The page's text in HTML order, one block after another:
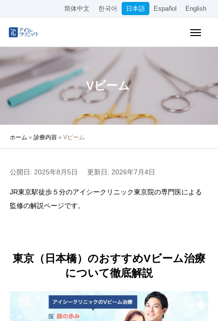
简体中文 한국어 日本語 Español English
Vビーム
ホーム » 診療内容 » Vビーム
公開日: 2025年8月5日 更新日: 2026年7月4日
JR東京駅徒歩５分のアイシークリニック東京院の専門医による
監修の解説ページです。
東京（日本橋）のおすすめVビーム治療
について徹底解説
アクセス
クリニック紹介
院長・医師の紹介
採用情報
简体中文 한국어 日本語 Español English